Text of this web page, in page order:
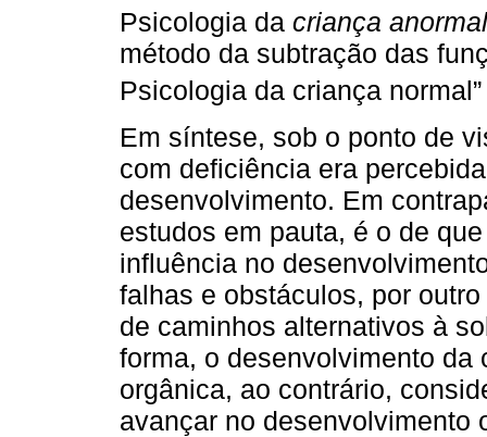
Psicologia da criança anormal
método da subtração das
Psicologia da criança normal”
Em síntese, sob o ponto de
com deficiência era
desenvolvimento. Em
estudos em pauta, é o de
influência no
falhas e obstáculos, por
de caminhos alternativos à
forma, o desenvolvimento
orgânica, ao contrário,
avançar no desenvolvimento